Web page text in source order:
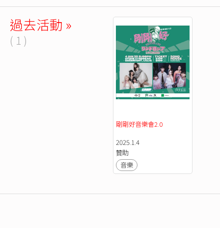
過去活動 »
( 1 )
剛剛好音樂會2.0
2025.1.4
贊助
音樂